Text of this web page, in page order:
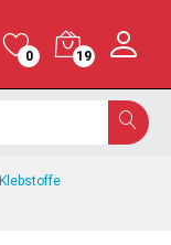
0 19
Klebstoffe